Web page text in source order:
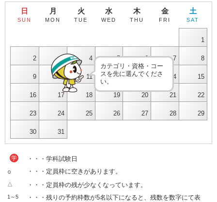
日
SUN
月
MON
火
TUE
水
WED
木
THU
金
FRI
土
SAT
1
2 3 4 5 6 7 8
9 10 11 12 13 14 15
16 17 18 19 20 21 22
23 24 25 26 27 28 29
30 31
カテゴリ・資格・コー
スを先に選んでくださ
い。
学 ・・・学科試験日
○ ・・・定員枠に空きがあります。
△ ・・・定員枠の残が少なくなっています。
1～5
・・・残りの予約枠数が5名以下になると、残数を数字にて表